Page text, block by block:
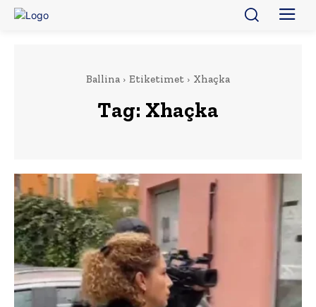
Ballina Etiketimet Xhaçka
Tag: Xhaçka